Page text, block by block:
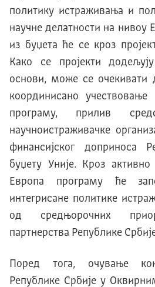
политику истраживања и
научне делатности на нивоу
из буџета ће се кроз
Како се пројекти
основи, може се очекивати
координисано
програму, прилив
научноистраживачке
финансијског доприноса
буџету Уније. Кроз
Европа програму ће
интегрисане политике
од средњорочних
партнерства Републике
Поред тога, очување
Републике Србије у